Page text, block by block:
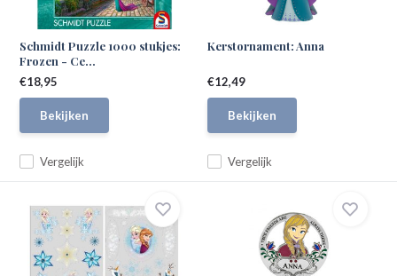
Schmidt Puzzle 1000 stukjes:
Frozen - Ce...
Vergelijk
€18,95
Bekijken
Kerstornament: Anna
Vergelijk
€12,49
Bekijken